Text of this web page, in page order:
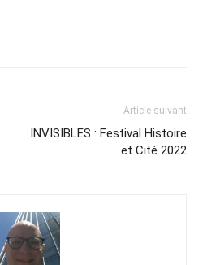
Article suivant
INVISIBLES : Festival Histoire
et Cité 2022